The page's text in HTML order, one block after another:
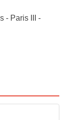
- Paris III -